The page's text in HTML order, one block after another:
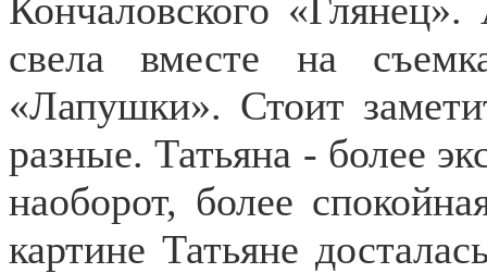
Кончаловского
свела вместе на
«Лапушки». Стоит
разные. Татьяна - более
наоборот, более
картине Татьяне